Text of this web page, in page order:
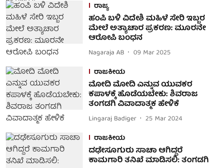
ರಾಜ್ಯ
ಹಂಪಿ ಬಳಿ ವಿದೇಶಿ ಮಹಿಳೆ ಸೇರಿ ಇಬ್ಬರ
ಮೇಲೆ ಅತ್ಯಾಚಾರ ಪ್ರಕರಣ: ಮೂರನೇ
ಆರೋಪಿ ಬಂಧನ
Nagaraja AB
09 Mar 2025
ರಾಜಕೀಯ
ಮೋದಿ ಮೋದಿ ಎನ್ನುವ ಯುವಕರ
ಕಪಾಳಕ್ಕೆ ಹೊಡೆಯಬೇಕು: ಶಿವರಾಜ
ತಂಗಡಗಿ ವಿವಾದಾತ್ಮಕ ಹೇಳಿಕೆ
Lingaraj Badiger
25 Mar 2024
ರಾಜಕೀಯ
ದಢೇಸೂಗುರು ಸಾಚಾ ಆಗಿದ್ದರೆ
ಕಾಮಗಾರಿ ತನಿಖೆ ಮಾಡಿಸಲಿ: ತಂಗಡಗಿ